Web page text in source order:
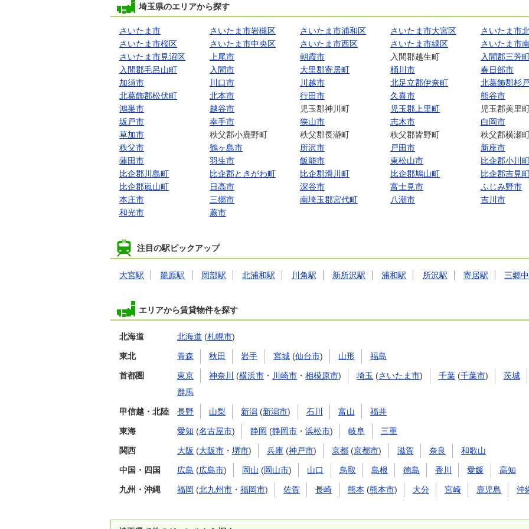
埼玉県のエリアから探す
さいたま市 さいたま市岩槻区 さいたま市浦和区 さいたま市大宮区
さいたま市
さいたま市桜区
さいたま市中央区 さいたま市西区 さいたま市緑区
さいたま市
さいたま市見沼区
上尾市 朝霞市 入間郡越生町
入間郡三芳
入間郡毛呂山町
入間市 大里郡寄居町 桶川市
春日部市
加須市
川口市 川越市 北足立郡伊奈町
北葛飾郡杉
北葛飾郡松伏町
北本市 行田市 久喜市
熊谷市
鴻巣市
越谷市 児玉郡神川町 児玉郡上里町
児玉郡美里
坂戸市
幸手市 狭山市 志木市
白岡市
草加市
秩父郡小鹿野町 秩父郡長瀞町 秩父郡皆野町
秩父郡横瀬
秩父市
鶴ヶ島市 所沢市 戸田市
新座市
蓮田市
羽生市 飯能市 東松山市
比企郡小川
比企郡川島町
比企郡ときがわ町 比企郡滑川町 比企郡鳩山町
比企郡吉見
比企郡嵐山町
日高市 深谷市 富士見市
ふじみ野市
本庄市
三郷市 南埼玉郡宮代町 八潮市
吉川市
和光市
蕨市
注目の駅ピックアップ
大宮駅 籠原駅 岡部駅 北浦和駅 川角駅 新所沢駅 浦和駅 所沢駅 寄居駅 三郷
エリアから賃貸物件を探す
北海道 北海道 (札幌市)
東北 青森 秋田 岩手 宮城(仙台市) 山形 福島
首都圏 東京 神奈川 (横浜市 ・ 川崎市 ・相模原市) 埼玉 (さいたま市) 千葉(千葉市) 茨城
群馬
甲信越・北陸 長野 山梨 新潟 (新潟市) 石川 富山 福井
東海 愛知 (名古屋市) 静岡 (静岡市 ・浜松市) 岐阜 三重
関西 大阪 (大阪市 ・ 堺市) 兵庫 (神戸市) 京都 (京都市) 滋賀 奈良 和歌山
中国・四国 広島 (広島市) 岡山 (岡山市) 山口 鳥取 島根 徳島 香川 愛媛 高知
九州・沖縄 福岡 (北九州市 ・ 福岡市) 佐賀 長崎 熊本 (熊本市) 大分 宮崎 鹿児島 沖